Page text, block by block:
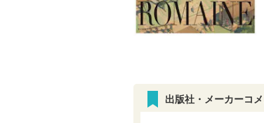
出版社・メーカーコ